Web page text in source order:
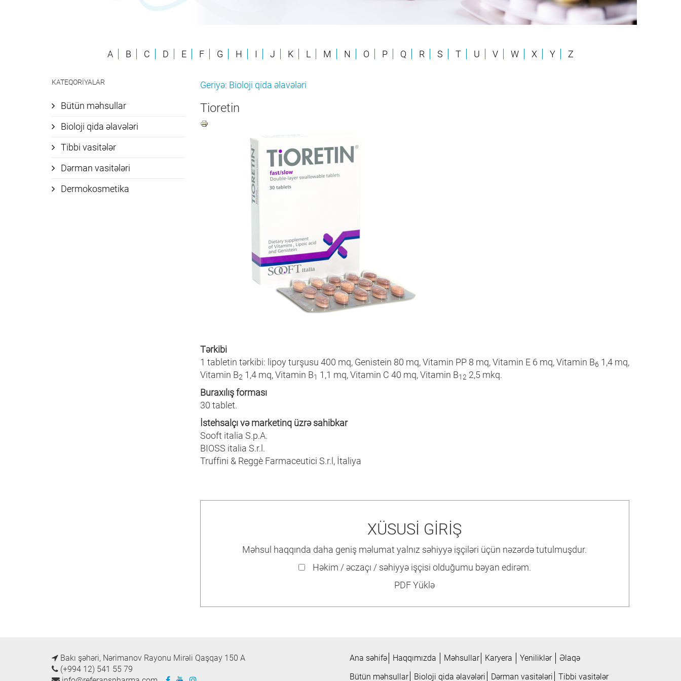
A B C D E F G H I J K L M N O P Q R S T U V W X Y Z
KATEQORIYALAR
Bütün məhsullar
Bioloji qida əlavələri
Tibbi vasitələr
Dərman vasitələri
Dermokosmetika
Geriyə: Bioloji qida əlavələri
Tioretin
Tərkibi
1 tabletin tərkibi: lipoy turşusu 400 mq, Genistein 80 mq, Vitamin PP 8 mq, Vitamin E 6 mq, Vitamin B6 1,4 mq,
Vitamin B2 1,4 mq, Vitamin B1 1,1 mq, Vitamin C 40 mq, Vitamin B12 2,5 mkq.
Buraxılış forması
30 tablet.
İstehsalçı və marketinq üzrə sahibkar
Sooft italia S.p.A.
BIOSS italia S.r.l.
Truffini & Reggè Farmaceutici S.r.l, İtaliya
XÜSUSİ GİRİŞ
Məhsul haqqında daha geniş məlumat yalnız səhiyyə işçiləri üçün nəzərdə tutulmuşdur.
Həkim / əczaçı / səhiyyə işçisi olduğumu bəyan edirəm.
PDF Yüklə
Bakı şəhəri, Nərimanov Rayonu Mirəli Qaşqay 150 A
(+994 12) 541 55 79
Ana səhifə Haqqımızda Məhsullar Karyera Yeniliklər
Əlaqə
Bütün məhsullar
Bioloji qida əlavələri Dərman vasitələri Tibbi vasitələr